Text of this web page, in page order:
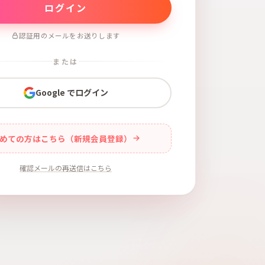
認証用のメールをお送りします
または
Google でログイン
ての方はこちら（新規会員登録）
確認メールの再送信はこちら